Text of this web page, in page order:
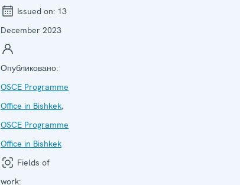
Issued on: 13
December 2023
Опубликовано:
OSCE Programme
Office in Bishkek,
OSCE Programme
Office in Bishkek
Fields of
work: